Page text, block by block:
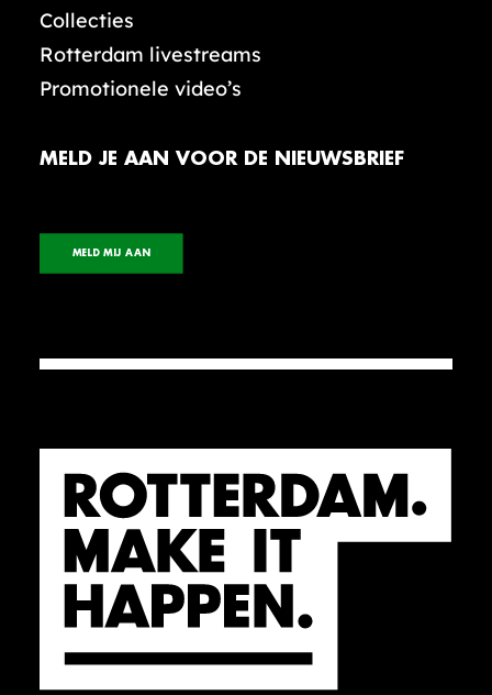
Collecties
Rotterdam livestreams
Promotionele video’s
MELD JE AAN VOOR DE NIEUWSBRIEF
MELD MIJ AAN